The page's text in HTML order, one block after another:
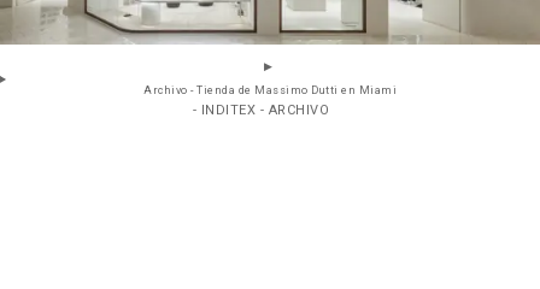
Archivo - Tienda de Massimo Dutti en Miami
- INDITEX - ARCHIVO